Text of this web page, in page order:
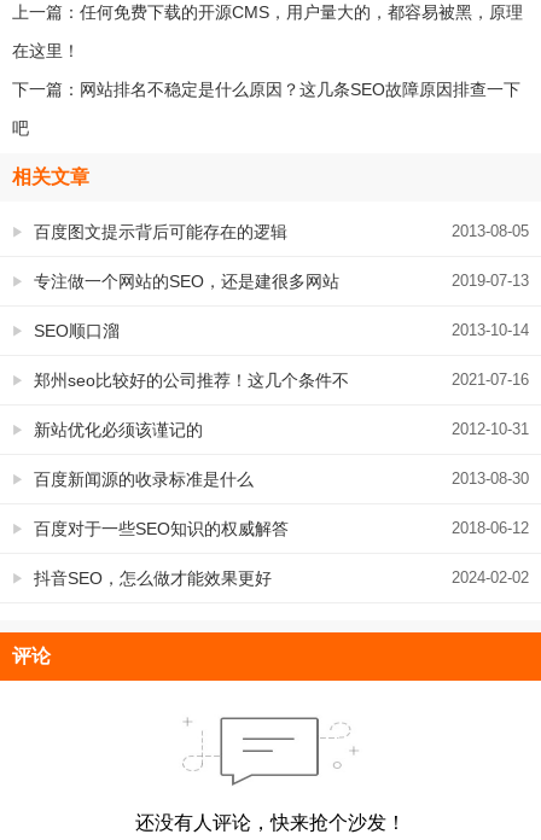
上一篇： 任何免费下载的开源CMS，用户量大的，都容易被黑，原理
在这里！
下一篇： 网站排名不稳定是什么原因？这几条SEO故障原因排查一下
吧
相关文章
2013-08-05
百度图文提示背后可能存在的逻辑
2019-07-13
专注做一个网站的SEO，还是建很多网站
同时做SEO更好 2013-10-14
SEO顺口溜
2021-07-16
郑州seo比较好的公司推荐！这几个条件不
可忽略 2012-10-31
新站优化必须该谨记的
2013-08-30
百度新闻源的收录标准是什么
2018-06-12
百度对于一些SEO知识的权威解答
2024-02-02
抖音SEO，怎么做才能效果更好
评论
还没有人评论，快来抢个沙发！